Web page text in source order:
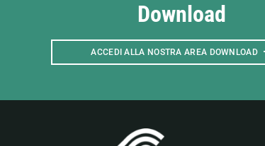
Download
ACCEDI ALLA NOSTRA AREA DOWNLOAD